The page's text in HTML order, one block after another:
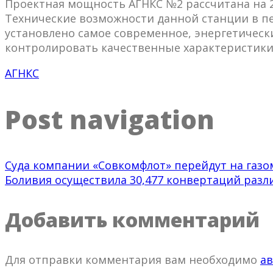
Проектная мощность АГНКС №2 рассчитана на
Технические возможности данной станции в
установлено самое современное,
контролировать качественные
АГНКС
Post navigation
Суда компании «Совкомфлот» перейдут на
Боливия осуществила 30,477 конвертаций
Добавить комментарий
Для отправки комментария вам необходимо